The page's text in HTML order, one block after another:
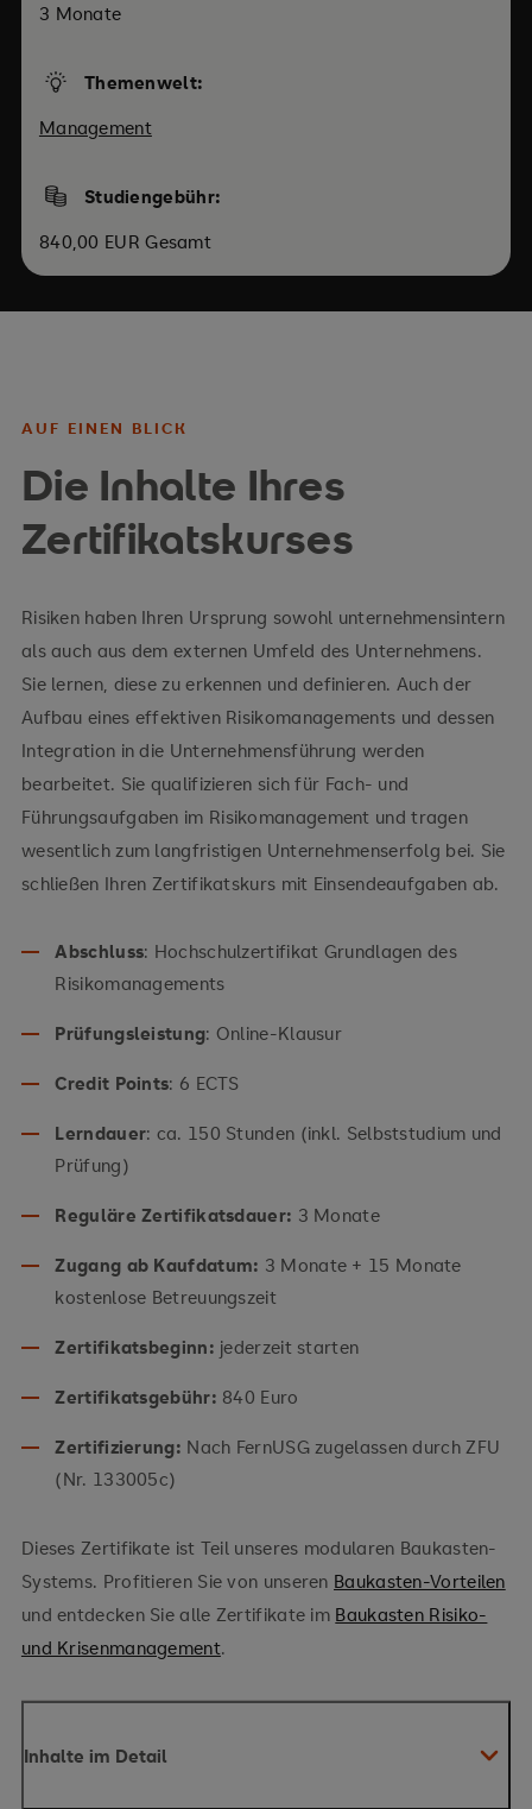
3 Monate
Themenwelt:
Management
Studiengebühr:
840,00 EUR Gesamt
AUF EINEN BLICK
Die Inhalte Ihres
Zertifikatskurses
Risiken haben Ihren Ursprung sowohl unternehmensintern
als auch aus dem externen Umfeld des Unternehmens.
Sie lernen, diese zu erkennen und definieren. Auch der
Aufbau eines effektiven Risikomanagements und dessen
Integration in die Unternehmensführung werden
bearbeitet. Sie qualifizieren sich für Fach- und
Führungsaufgaben im Risikomanagement und tragen
wesentlich zum langfristigen Unternehmenserfolg bei. Sie
schließen Ihren Zertifikatskurs mit Einsendeaufgaben ab.
Abschluss: Hochschulzertifikat Grundlagen des
Risikomanagements
Prüfungsleistung: Online-Klausur
Credit Points: 6 ECTS
Lerndauer: ca. 150 Stunden (inkl. Selbststudium und
Prüfung)
Reguläre Zertifikatsdauer: 3 Monate
Zugang ab Kaufdatum: 3 Monate + 15 Monate
kostenlose Betreuungszeit
Zertifikatsbeginn: jederzeit starten
Zertifikatsgebühr: 840 Euro
Zertifizierung: Nach FernUSG zugelassen durch ZFU
(Nr. 133005c)
Dieses Zertifikate ist Teil unseres modularen Baukasten-
Systems. Profitieren Sie von unseren Baukasten-Vorteilen
und entdecken Sie alle Zertifikate im Baukasten Risiko-
und Krisenmanagement.
Inhalte im Detail